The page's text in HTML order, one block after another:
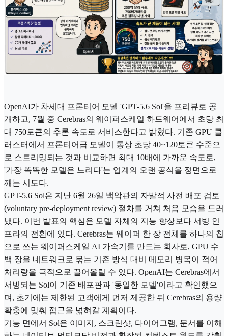
OpenAI가 차세대 프론티어 모델 'GPT-5.6 Sol'을 프리뷰로 공
개하고, 7월 중 Cerebras의 웨이퍼스케일 하드웨어에서 초당 최
대 750토큰의 추론 속도로 서비스한다고 밝혔다. 기존 GPU 클
러스터에서 프론티어급 모델이 통상 초당 40~120토큰 수준으
로 스트리밍되는 것과 비교하면 최대 10배에 가까운 속도로,
'가장 똑똑한 모델은 느리다'는 업계의 오랜 공식을 정면으로
깨는 시도다.
GPT-5.6 Sol은 지난 6월 26일 백악관의 자발적 사전 배포 검토
(voluntary pre-deployment review) 절차를 거쳐 처음 모습을 드러
냈다. 이번 발표의 핵심은 모델 자체의 지능 향상보다 서빙 인
프라의 전환에 있다. Cerebras는 웨이퍼 한 장 전체를 하나의 칩
으로 쓰는 웨이퍼스케일 AI 가속기를 만드는 회사로, GPU 수
백 장을 네트워크로 묶는 기존 방식 대비 메모리 병목이 적어
처리량을 극적으로 끌어올릴 수 있다. OpenAI는 Cerebras에서
서빙되는 Sol이 기존 배포판과 '동일한 모델'이라고 확인했으
며, 초기에는 제한된 고객에게 먼저 제공한 뒤 Cerebras의 용량
확충에 맞춰 접근을 넓혀갈 계획이다.
기능 면에서 Sol은 이미지, 스크린샷, 다이어그램, 문서를 이해